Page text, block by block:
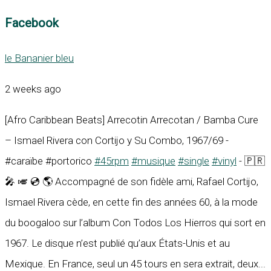
Facebook
le Bananier bleu
2 weeks ago
[Afro Caribbean Beats] Arrecotin Arrecotan / Bamba Cure
– Ismael Rivera con Cortijo y Su Combo, 1967/69 -
#caraïbe #portorico #45rpm #musique #single #vinyl - 🇵🇷
🎤 🎺 💿 🌎 Accompagné de son fidèle ami, Rafael Cortijo,
Ismael Rivera cède, en cette fin des années 60, à la mode
du boogaloo sur l’album Con Todos Los Hierros qui sort en
1967. Le disque n’est publié qu’aux États-Unis et au
Mexique. En France, seul un 45 tours en sera extrait, deux...